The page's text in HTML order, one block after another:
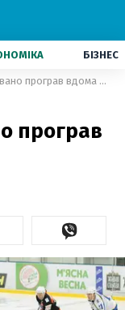
БІЗНЕС
Лідер УХЛ неочікувано програв вдома "Дніпру": відео
програв